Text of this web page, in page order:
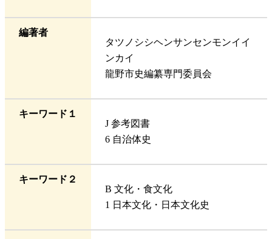
編著者
タツノシシヘンサンセンモンイイ
ンカイ
龍野市史編纂専門委員会
キーワード１
J 参考図書
6 自治体史
キーワード２
B 文化・食文化
1 日本文化・日本文化史